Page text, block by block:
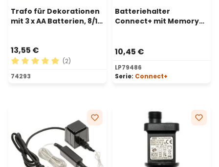
Trafo für Dekorationen
mit 3 x AA Batterien, 8/16
13,55 €
Durchschnittliche Bewertung von 5 von 5 Sternen
(2)
74293
Batteriehalter
Connect+ mit Memory
10,45 €
LP79486
Serie: Connect+